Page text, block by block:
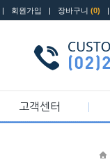
| 회원가입 | 장바구니 (0) |
고객센터